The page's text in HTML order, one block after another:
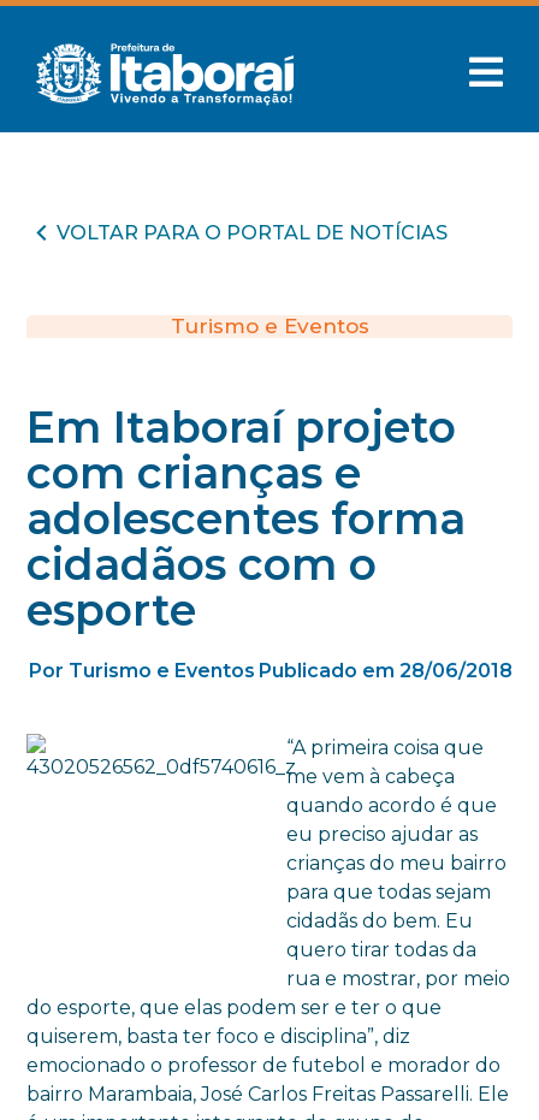
VOLTAR PARA O PORTAL DE NOTÍCIAS
Turismo e Eventos
Em Itaboraí projeto
com crianças e
adolescentes forma
cidadãos com o
esporte
Por Turismo e Eventos Publicado em 28/06/2018
“A primeira coisa que
me vem à cabeça
quando acordo é que
eu preciso ajudar as
crianças do meu bairro
para que todas sejam
cidadãs do bem. Eu
quero tirar todas da
rua e mostrar, por meio
do esporte, que elas podem ser e ter o que
quiserem, basta ter foco e disciplina”, diz
emocionado o professor de futebol e morador do
bairro Marambaia, José Carlos Freitas Passarelli. Ele